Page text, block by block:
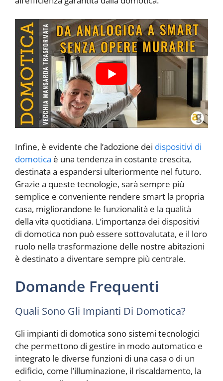
Infine, è evidente che l’adozione dei dispositivi di
domotica è una tendenza in costante crescita,
destinata a espandersi ulteriormente nel futuro.
Grazie a queste tecnologie, sarà sempre più
semplice e conveniente rendere smart la propria
casa, migliorandone le funzionalità e la qualità
della vita quotidiana. L’importanza dei dispositivi
di domotica non può essere sottovalutata, e il loro
ruolo nella trasformazione delle nostre abitazioni
è destinato a diventare sempre più centrale.
Domande Frequenti
Quali Sono Gli Impianti Di Domotica?
Gli impianti di domotica sono sistemi tecnologici
che permettono di gestire in modo automatico e
integrato le diverse funzioni di una casa o di un
edificio, come l’illuminazione, il riscaldamento, la